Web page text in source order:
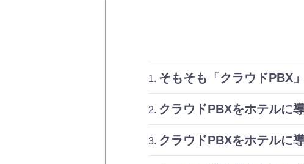
そもそも「クラウドPBX
クラウドPBXをホテルに
クラウドPBXをホテルに